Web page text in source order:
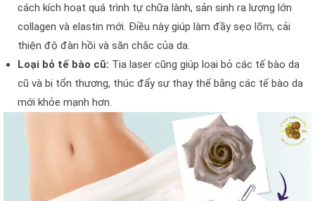
cách kích hoạt quá trình tự chữa lành, sản sinh ra lượng lớn
collagen và elastin mới. Điều này giúp làm đầy sẹo lõm, cải
thiện độ đàn hồi và săn chắc của da.
Loại bỏ tế bào cũ: Tia laser cũng giúp loại bỏ các tế bào da
cũ và bị tổn thương, thúc đẩy sự thay thế bằng các tế bào da
mới khỏe mạnh hơn.